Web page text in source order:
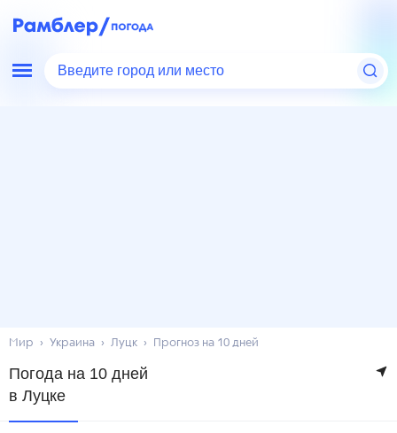
Введите город или место
Мир Украина Луцк Прогноз на 10 дней
Погода на 10 дней
в Луцке